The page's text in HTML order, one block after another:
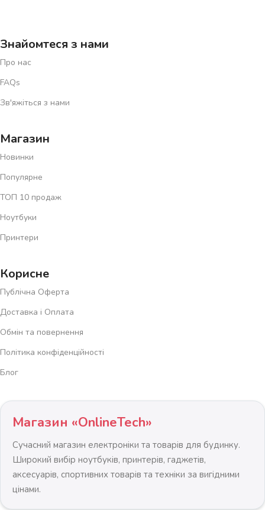
Знайомтеся з нами
Про нас
FAQs
Зв'яжіться з нами
Магазин
Новинки
Популярне
ТОП 10 продаж
Ноутбуки
Принтери
Корисне
Публічна Оферта
Доставка і Оплата
Обмін та повернення
Політика конфіденційності
Блог
Магазин «OnlineTech»
Сучасний магазин електроніки та товарів для будинку.
Широкий вибір ноутбуків, принтерів, гаджетів,
аксесуарів, спортивних товарів та техніки за вигідними
цінами.